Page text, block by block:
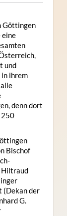
Göttingen
eine
und
ihrem
denn dort
250
Bischof
Hiltraud
(Dekan der
G.